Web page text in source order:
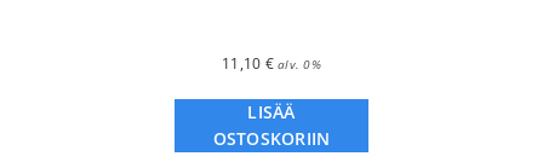
11,10 € alv. 0%
LISÄÄ
OSTOSKORIIN